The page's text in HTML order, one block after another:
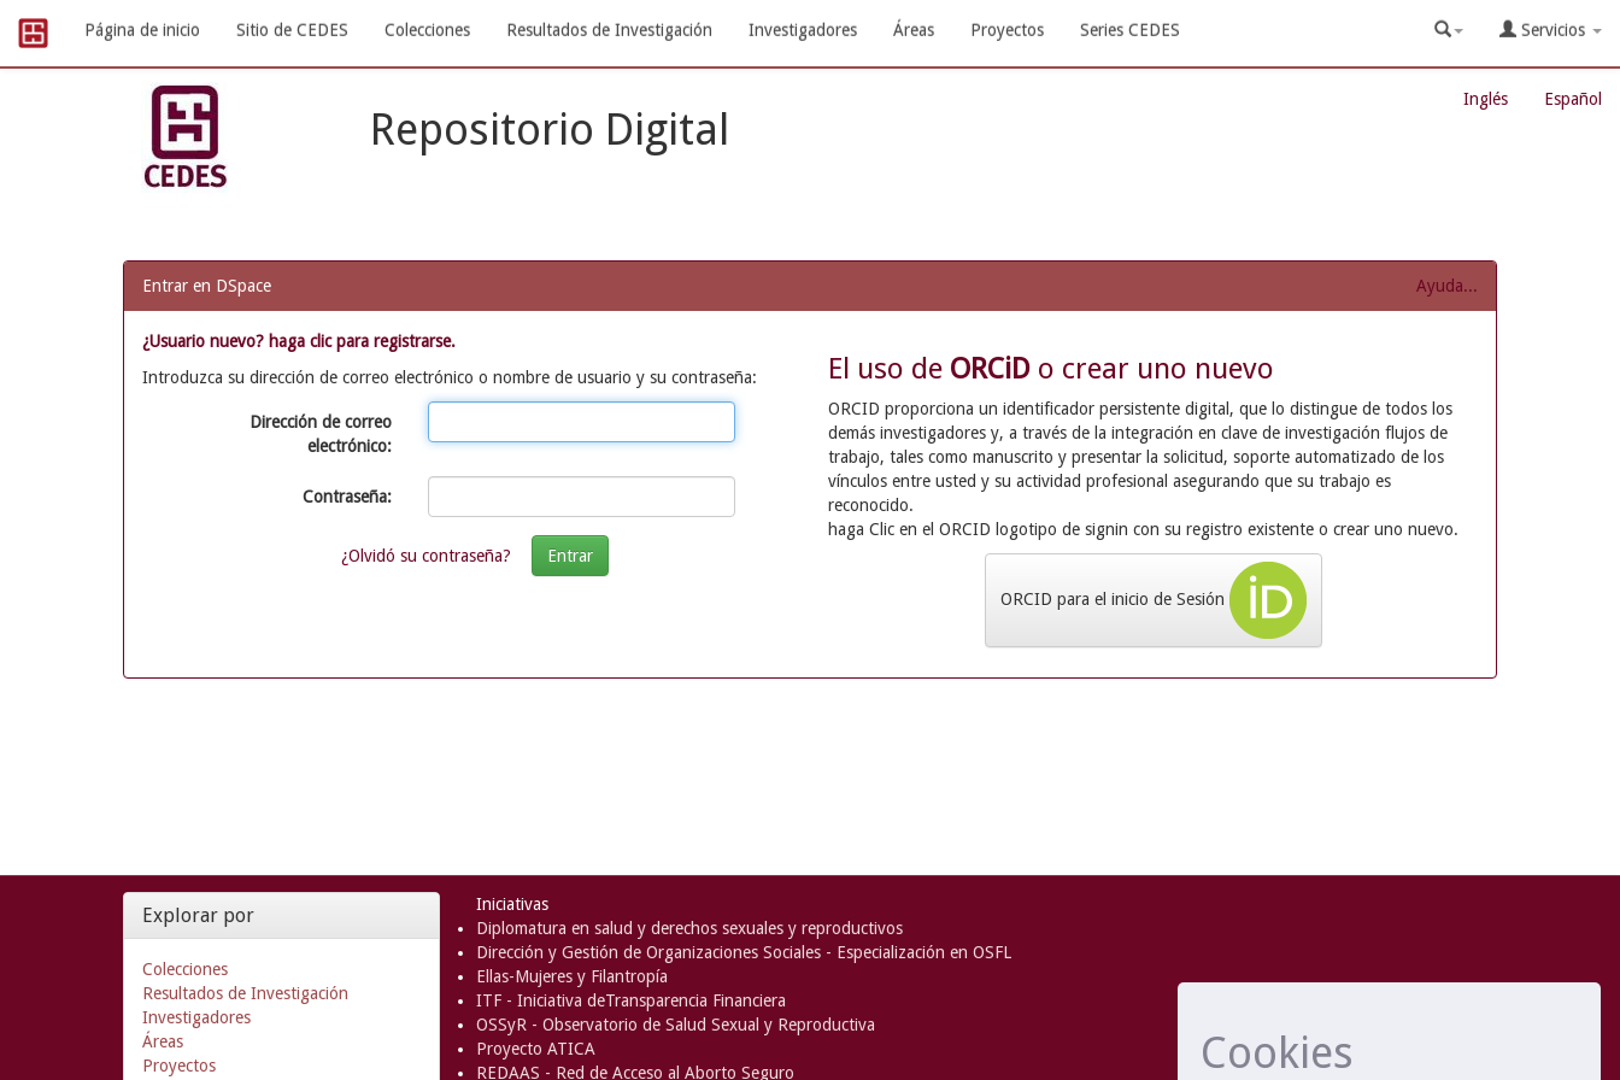
Cookies
navigation
Página de inicio Sitio de CEDES Colecciones Resultados de Investigación Investigadores Áreas Proyectos Series CEDES Servicios
Inglés Español
Repositorio Digital
Entrar en DSpace Ayuda...
¿Usuario nuevo? haga clic para registrarse.
Introduzca su dirección de correo electrónico o nombre de usuario y su contraseña:
Dirección de correo
electrónico:
Contraseña:
¿Olvidó su contraseña?
El uso de ORCiD o crear uno nuevo
ORCID proporciona un identificador persistente digital, que lo distingue de todos los
demás investigadores y, a través de la integración en clave de investigación flujos de
trabajo, tales como manuscrito y presentar la solicitud, soporte automatizado de los
vínculos entre usted y su actividad profesional asegurando que su trabajo es
reconocido.
haga Clic en el ORCID logotipo de signin con su registro existente o crear uno nuevo.
ORCID para el inicio de Sesión
Explorar por
Colecciones
Resultados de Investigación
Investigadores
Áreas
Proyectos
Iniciativas
Diplomatura en salud y derechos sexuales y reproductivos
Dirección y Gestión de Organizaciones Sociales - Especialización en OSFL
Ellas-Mujeres y Filantropía
ITF - Iniciativa deTransparencia Financiera
OSSyR - Observatorio de Salud Sexual y Reproductiva
Proyecto ATICA
REDAAS - Red de Acceso al Aborto Seguro